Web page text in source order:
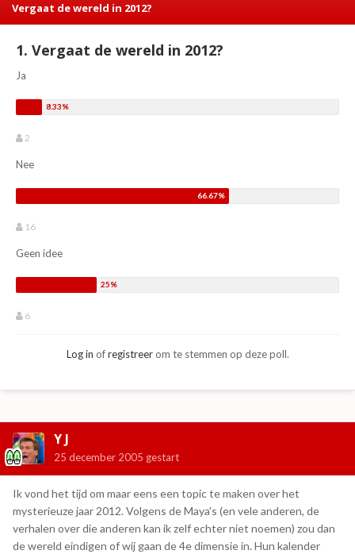
Vergaat de wereld in 2012?
1. Vergaat de wereld in 2012?
Ja
2
Nee
16
Geen idee
6
Log in ofregistreerom te stemmen op deze poll.
Y J
25 december 2005 gestart
Ik vond het tijd om maar eens een topic te maken over het
mysterieuze jaar 2012. Volgens de Maya's (en vele anderen, de
verhalen over die anderen kan ik zelf echter niet noemen) zou dan
de wereld eindigen of wij gaan de 4e dimensie in. Hun kalender